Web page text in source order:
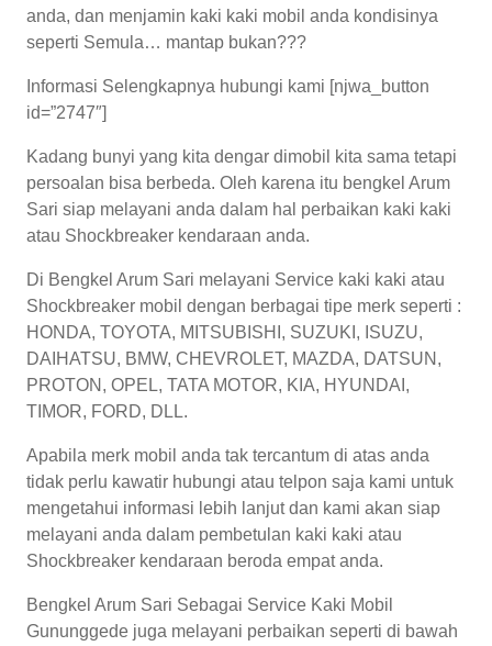
anda, dan menjamin kaki kaki mobil anda kondisinya
seperti Semula… mantap bukan???
Informasi Selengkapnya hubungi kami [njwa_button
id=”2747″]
Kadang bunyi yang kita dengar dimobil kita sama tetapi
persoalan bisa berbeda. Oleh karena itu bengkel Arum
Sari siap melayani anda dalam hal perbaikan kaki kaki
atau Shockbreaker kendaraan anda.
Di Bengkel Arum Sari melayani Service kaki kaki atau
Shockbreaker mobil dengan berbagai tipe merk seperti :
HONDA, TOYOTA, MITSUBISHI, SUZUKI, ISUZU,
DAIHATSU, BMW, CHEVROLET, MAZDA, DATSUN,
PROTON, OPEL, TATA MOTOR, KIA, HYUNDAI,
TIMOR, FORD, DLL.
Apabila merk mobil anda tak tercantum di atas anda
tidak perlu kawatir hubungi atau telpon saja kami untuk
mengetahui informasi lebih lanjut dan kami akan siap
melayani anda dalam pembetulan kaki kaki atau
Shockbreaker kendaraan beroda empat anda.
Bengkel Arum Sari Sebagai Service Kaki Mobil
Gununggede juga melayani perbaikan seperti di bawah